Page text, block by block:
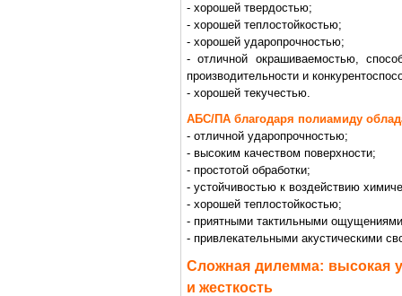
- хорошей твердостью;
- хорошей теплостойкостью;
- хорошей ударопрочностью;
- отличной окрашиваемостью,
производительности и
- хорошей текучестью.
АБС/ПА благодаря полиамиду
- отличной ударопрочностью;
- высоким качеством поверхности;
- простотой обработки;
- устойчивостью к воздействию
- хорошей теплостойкостью;
- приятными тактильными
- привлекательными акустическими
Сложная дилемма: высокая
и жесткость